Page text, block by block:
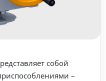
собой
–